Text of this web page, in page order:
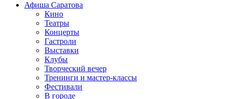
Афиша Саратова
Кино
Театры
Концерты
Гастроли
Выставки
Клубы
Творческий вечер
Тренинги и мастер-классы
Фестивали
В городе